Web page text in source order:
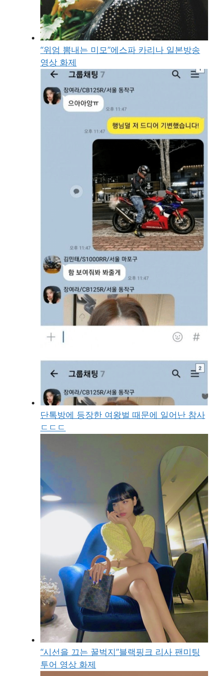
“위엄 뽐내는 미모”에스파 카리나 일본방송
영상 화제
단톡방에 등장한 여왕벌 때문에 일어난 참사
ㄷㄷㄷ
“시선을 끄는 꿀벅지”블랙핑크 리사 팬미팅
투어 영상 화제